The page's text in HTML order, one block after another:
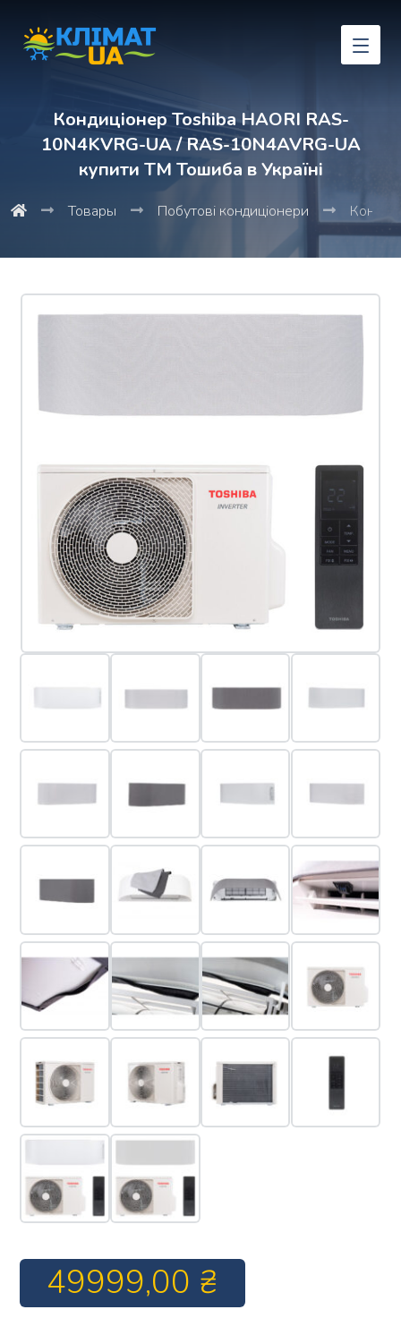
Кондиціонер Toshiba HAORI RAS-
10N4KVRG-UA / RAS-10N4AVRG-UA
купити ТМ Тошиба в Україні
Товары Побутові кондиціонери
49999,00 ₴